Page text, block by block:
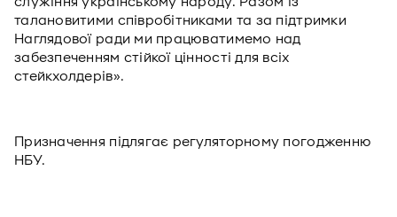
талановитими співробітниками та за підтримки
Наглядової ради ми працюватимемо над
забезпеченням стійкої цінності для всіх
стейкхолдерів».
Призначення підлягає регуляторному погодженню
НБУ.